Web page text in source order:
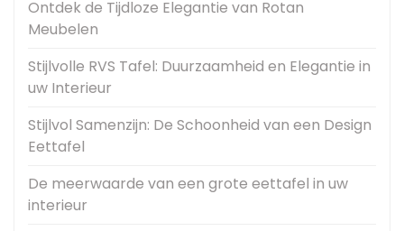
Ontdek de Tijdloze Elegantie van Rotan
Meubelen
Stijlvolle RVS Tafel: Duurzaamheid en Elegantie in
uw Interieur
Stijlvol Samenzijn: De Schoonheid van een Design
Eettafel
De meerwaarde van een grote eettafel in uw
interieur